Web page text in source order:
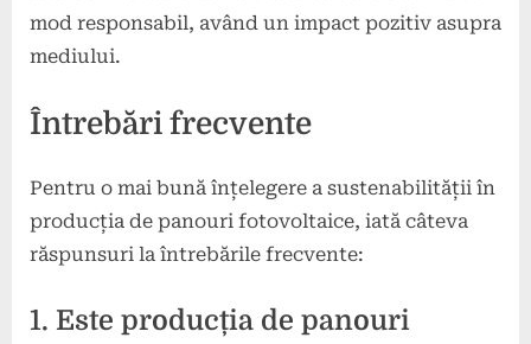
mod responsabil, având un impact pozitiv asupra
mediului.
Întrebări frecvente
Pentru o mai bună înțelegere a sustenabilității în
producția de panouri fotovoltaice, iată câteva
răspunsuri la întrebările frecvente:
1. Este producția de panouri